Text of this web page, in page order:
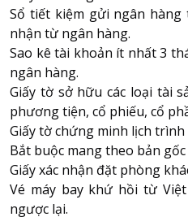
Sổ tiết kiệm gửi ngân
nhận từ ngân hàng.
Sao kê tài khoản ít nhất 3
ngân hàng.
Giấy tờ sở hữu các loại tài
phương tiện, cổ phiếu, cổ
Giấy tờ chứng minh lịch
Bắt buộc mang theo bản
Giấy xác nhận đặt phòng
Vé máy bay khứ hồi từ
ngược lại.